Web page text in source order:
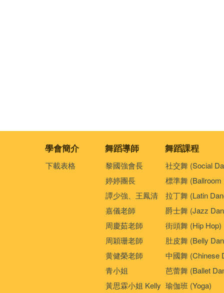
學會簡介 舞蹈導師 舞蹈課程
下載表格
黎國強會長
婷婷團長
譚少強、王鳳清
嘉儀老師
周慶茹老師
周穎珊老師
黄健榮老師
青小姐
黃思霖小姐 Kelly
社交舞 (Social
標準舞 (Ballroom
拉丁舞 (Latin
爵士舞 (Jazz
街頭舞 (Hip Hop)
肚皮舞 (Belly
中國舞 (Chinese
芭蕾舞 (Ballet
瑜伽班 (Yoga)